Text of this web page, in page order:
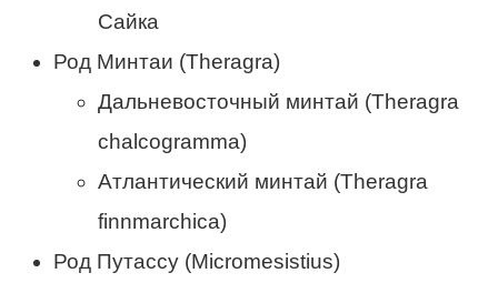
Сайка
Род Минтаи (Theragra)
Дальневосточный минтай (Theragra
chalcogramma)
Атлантический минтай (Theragra
finnmarchica)
Род Путассу (Micromesistius)